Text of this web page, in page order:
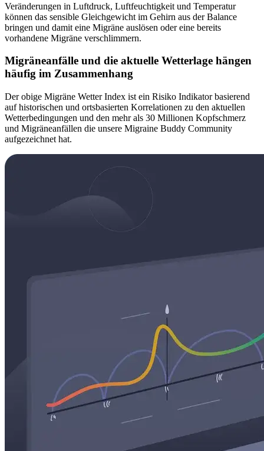
Veränderungen in Luftdruck, Luftfeuchtigkeit und Temperatur
können das sensible Gleichgewicht im Gehirn aus der Balance
bringen und damit eine Migräne auslösen oder eine bereits
vorhandene Migräne verschlimmern.
Migräneanfälle und die aktuelle Wetterlage hängen
häufig im Zusammenhang
Der obige Migräne Wetter Index ist ein Risiko Indikator basierend
auf historischen und ortsbasierten Korrelationen zu den aktuellen
Wetterbedingungen und den mehr als 30 Millionen Kopfschmerz
und Migräneanfällen die unsere Migraine Buddy Community
aufgezeichnet hat.